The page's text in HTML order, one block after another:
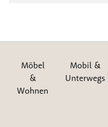
Möbel
&
Wohnen
Mobil &
Unterwegs